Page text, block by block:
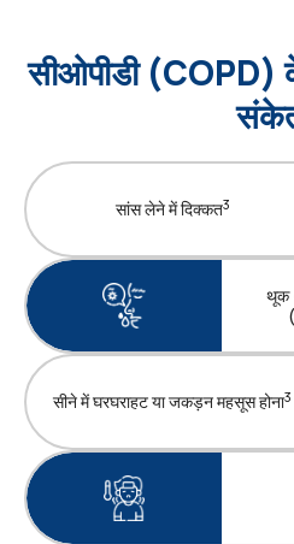
सीओपीडी (COPD)
सांस लेने में दिक्कत3
थूक
सीने में घरघराहट या जकड़न महसूस होना3